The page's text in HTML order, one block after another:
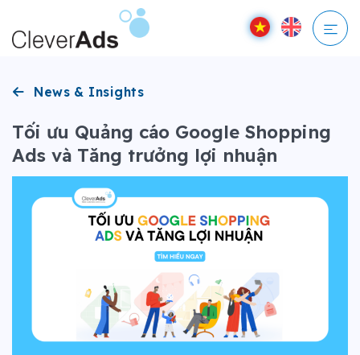
qua
nội
News & Insights
Tối ưu Quảng cáo Google Shopping
Ads và Tăng trưởng lợi nhuận